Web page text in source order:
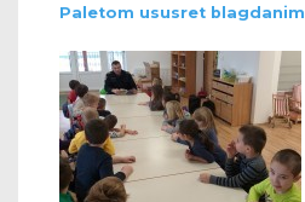
Paletom ususret